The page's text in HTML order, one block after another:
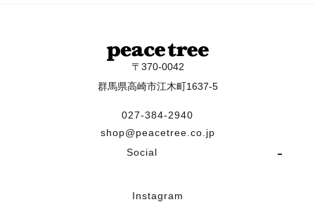
〒370-0042
群馬県高崎市江木町1637-5
027-384-2940
shop@peacetree.co.jp
Social
Instagram